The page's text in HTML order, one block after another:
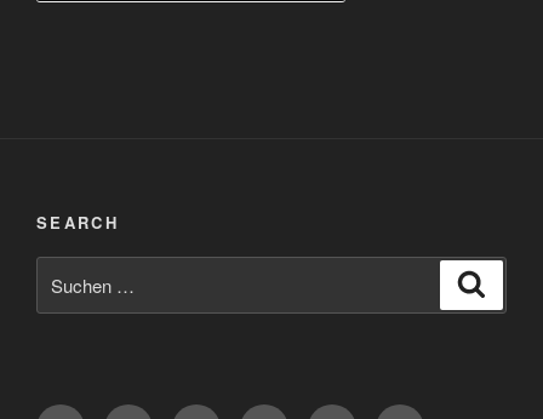
SEARCH
nach: